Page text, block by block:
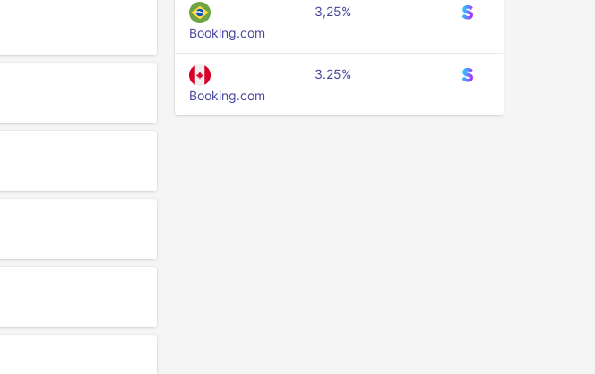
Booking.com
3,25%
Booking.com
3.25%